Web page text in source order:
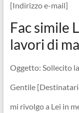
[Indirizzo e-mail]
Fac simile
lavori di
Oggetto: Sollecito
Gentile
mi rivolgo a Lei in